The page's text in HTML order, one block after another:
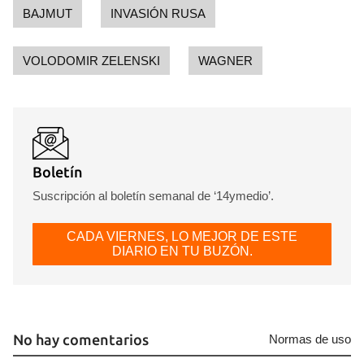
BAJMUT INVASIÓN RUSA
VOLODOMIR ZELENSKI WAGNER
Boletín
Suscripción al boletín semanal de ‘14ymedio’.
CADA VIERNES, LO MEJOR DE ESTE
DIARIO EN TU BUZÓN.
No hay comentarios Normas de uso